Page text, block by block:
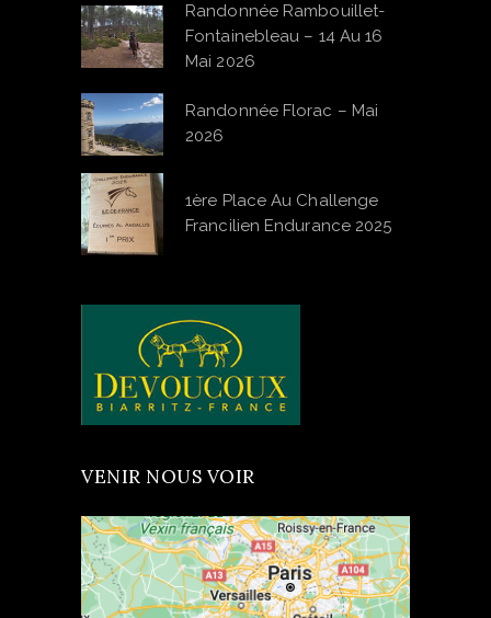
Randonnée Rambouillet-
Fontainebleau – 14 Au 16
Mai 2026
Randonnée Florac – Mai
2026
1ère Place Au Challenge
Francilien Endurance 2025
VENIR NOUS VOIR